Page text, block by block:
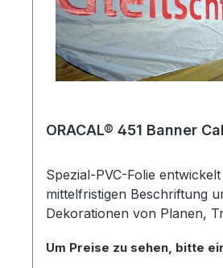
ORACAL® 451 Banner Cal
Spezial-PVC-Folie
mittelfristigen Beschriftung
Dekorationen von Planen,
wird generell
Um Preise zu sehen, bitte